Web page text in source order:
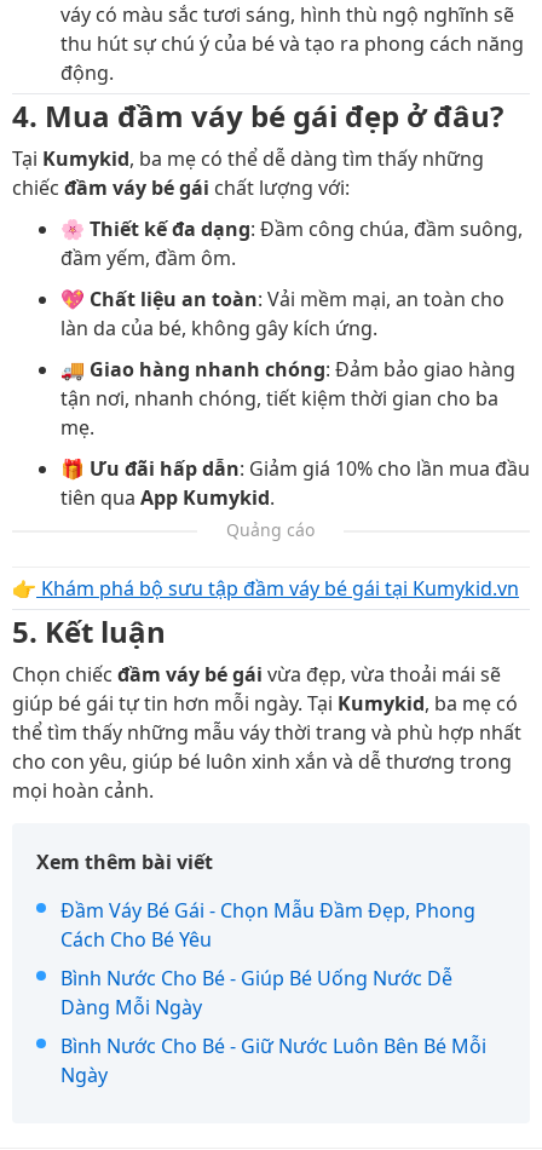
váy có màu sắc tươi sáng, hình thù ngộ nghĩnh sẽ
thu hút sự chú ý của bé và tạo ra phong cách năng
động.
4. Mua đầm váy bé gái đẹp ở đâu?
Tại Kumykid, ba mẹ có thể dễ dàng tìm thấy những
chiếc đầm váy bé gái chất lượng với:
🌸 Thiết kế đa dạng: Đầm công chúa, đầm suông,
đầm yếm, đầm ôm.
💖 Chất liệu an toàn: Vải mềm mại, an toàn cho
làn da của bé, không gây kích ứng.
🚚 Giao hàng nhanh chóng: Đảm bảo giao hàng
tận nơi, nhanh chóng, tiết kiệm thời gian cho ba
mẹ.
🎁 Ưu đãi hấp dẫn: Giảm giá 10% cho lần mua đầu
tiên qua App Kumykid.
Quảng cáo
👉 Khám phá bộ sưu tập đầm váy bé gái tại Kumykid.vn
5. Kết luận
Chọn chiếc đầm váy bé gái vừa đẹp, vừa thoải mái sẽ
giúp bé gái tự tin hơn mỗi ngày. Tại Kumykid, ba mẹ có
thể tìm thấy những mẫu váy thời trang và phù hợp nhất
cho con yêu, giúp bé luôn xinh xắn và dễ thương trong
mọi hoàn cảnh.
Xem thêm bài viết
Đầm Váy Bé Gái - Chọn Mẫu Đầm Đẹp, Phong
Cách Cho Bé Yêu
Bình Nước Cho Bé - Giúp Bé Uống Nước Dễ
Dàng Mỗi Ngày
Bình Nước Cho Bé - Giữ Nước Luôn Bên Bé Mỗi
Ngày